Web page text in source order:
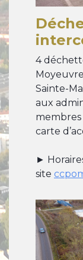
4
Sainte-
aux
membres
carte
►
site